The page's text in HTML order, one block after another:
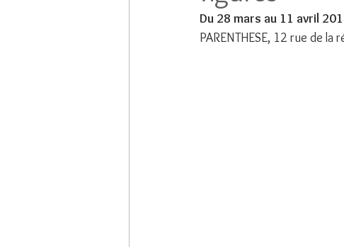
Du 28 mars au 11 avril
PARENTHESE, 12 rue de